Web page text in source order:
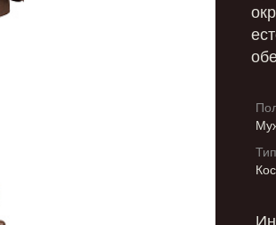
Тип